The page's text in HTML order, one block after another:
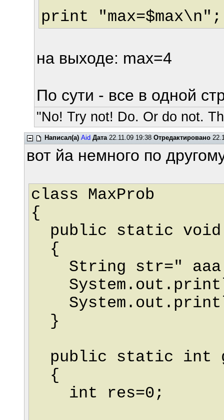
print "max=$max\n";
на выходе: max=4
По сути - все в одной
"No! Try not! Do. Or do not.
Написал(а) Aid Дата22.11.09 19:38Отредактировано
вот йа немного по
class MaxProb
{
public static void
{
String str="
}
public static int
{
int res=0;